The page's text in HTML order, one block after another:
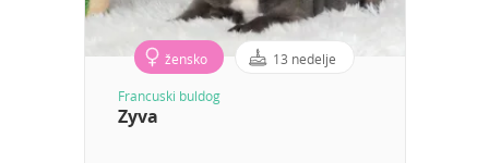
žensko 13 nedelje
Francuski buldog
Zyva